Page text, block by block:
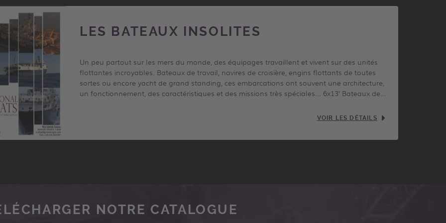
LES BATEAUX INSOLITES
Un peu partout sur les mers du monde, des équipages travaillent et vivent sur des unités
flottantes incroyables. Bateaux de travail, navires de croisière, engins flottants de toutes
sortes ou encore yacht de grand standing, ces embarcations ont souvent une architecture,
un fonctionnement, des caractéristiques et des missions très spéciales... 6x13’ Bateaux de…
VOIR LES DÉTAILS
NOTRE CATALOGUE